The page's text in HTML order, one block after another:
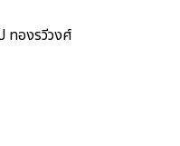
ทองรวีวงศ์